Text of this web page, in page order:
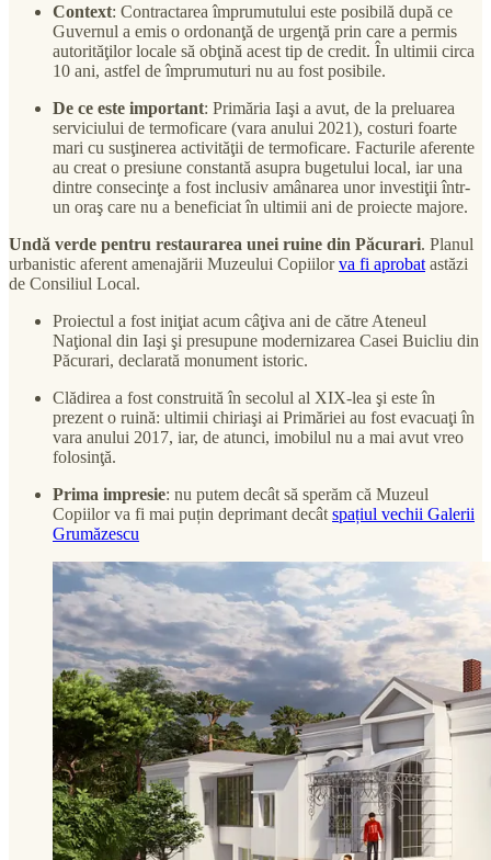
Context: Contractarea împrumutului este posibilă după ce
Guvernul a emis o ordonanţă de urgenţă prin care a permis
autorităţilor locale să obţină acest tip de credit. În ultimii circa
10 ani, astfel de împrumuturi nu au fost posibile.
De ce este important: Primăria Iaşi a avut, de la preluarea
serviciului de termoficare (vara anului 2021), costuri foarte
mari cu susţinerea activităţii de termoficare. Facturile aferente
au creat o presiune constantă asupra bugetului local, iar una
dintre consecinţe a fost inclusiv amânarea unor investiţii într-
un oraş care nu a beneficiat în ultimii ani de proiecte majore.
Undă verde pentru restaurarea unei ruine din Păcurari. Planul
urbanistic aferent amenajării Muzeului Copiilorva fi aprobat astăzi
de Consiliul Local.
Proiectul a fost iniţiat acum câţiva ani de către Ateneul
Naţional din Iaşi şi presupune modernizarea Casei Buicliu din
Păcurari, declarată monument istoric.
Clădirea a fost construită în secolul al XIX-lea şi este în
prezent o ruină: ultimii chiriaşi ai Primăriei au fost evacuaţi în
vara anului 2017, iar, de atunci, imobilul nu a mai avut vreo
folosinţă.
Prima impresie: nu putem decât să sperăm că Muzeul
Copiilor va fi mai puțin deprimant decât spațiul vechii Galerii
Grumăzescu